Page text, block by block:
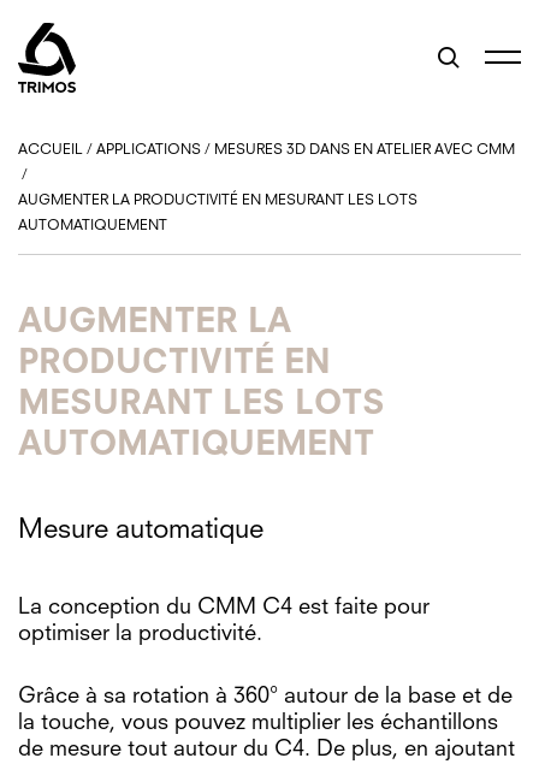
ACCUEIL / APPLICATIONS / MESURES 3D DANS EN ATELIER AVEC CMM
/
AUGMENTER LA PRODUCTIVITÉ EN MESURANT LES LOTS
AUTOMATIQUEMENT
AUGMENTER LA
PRODUCTIVITÉ EN
MESURANT LES LOTS
AUTOMATIQUEMENT
Mesure automatique
La conception du CMM C4 est faite pour
optimiser la productivité.
Grâce à sa rotation à 360° autour de la base et de
la touche, vous pouvez multiplier les échantillons
de mesure tout autour du C4. De plus, en ajoutant